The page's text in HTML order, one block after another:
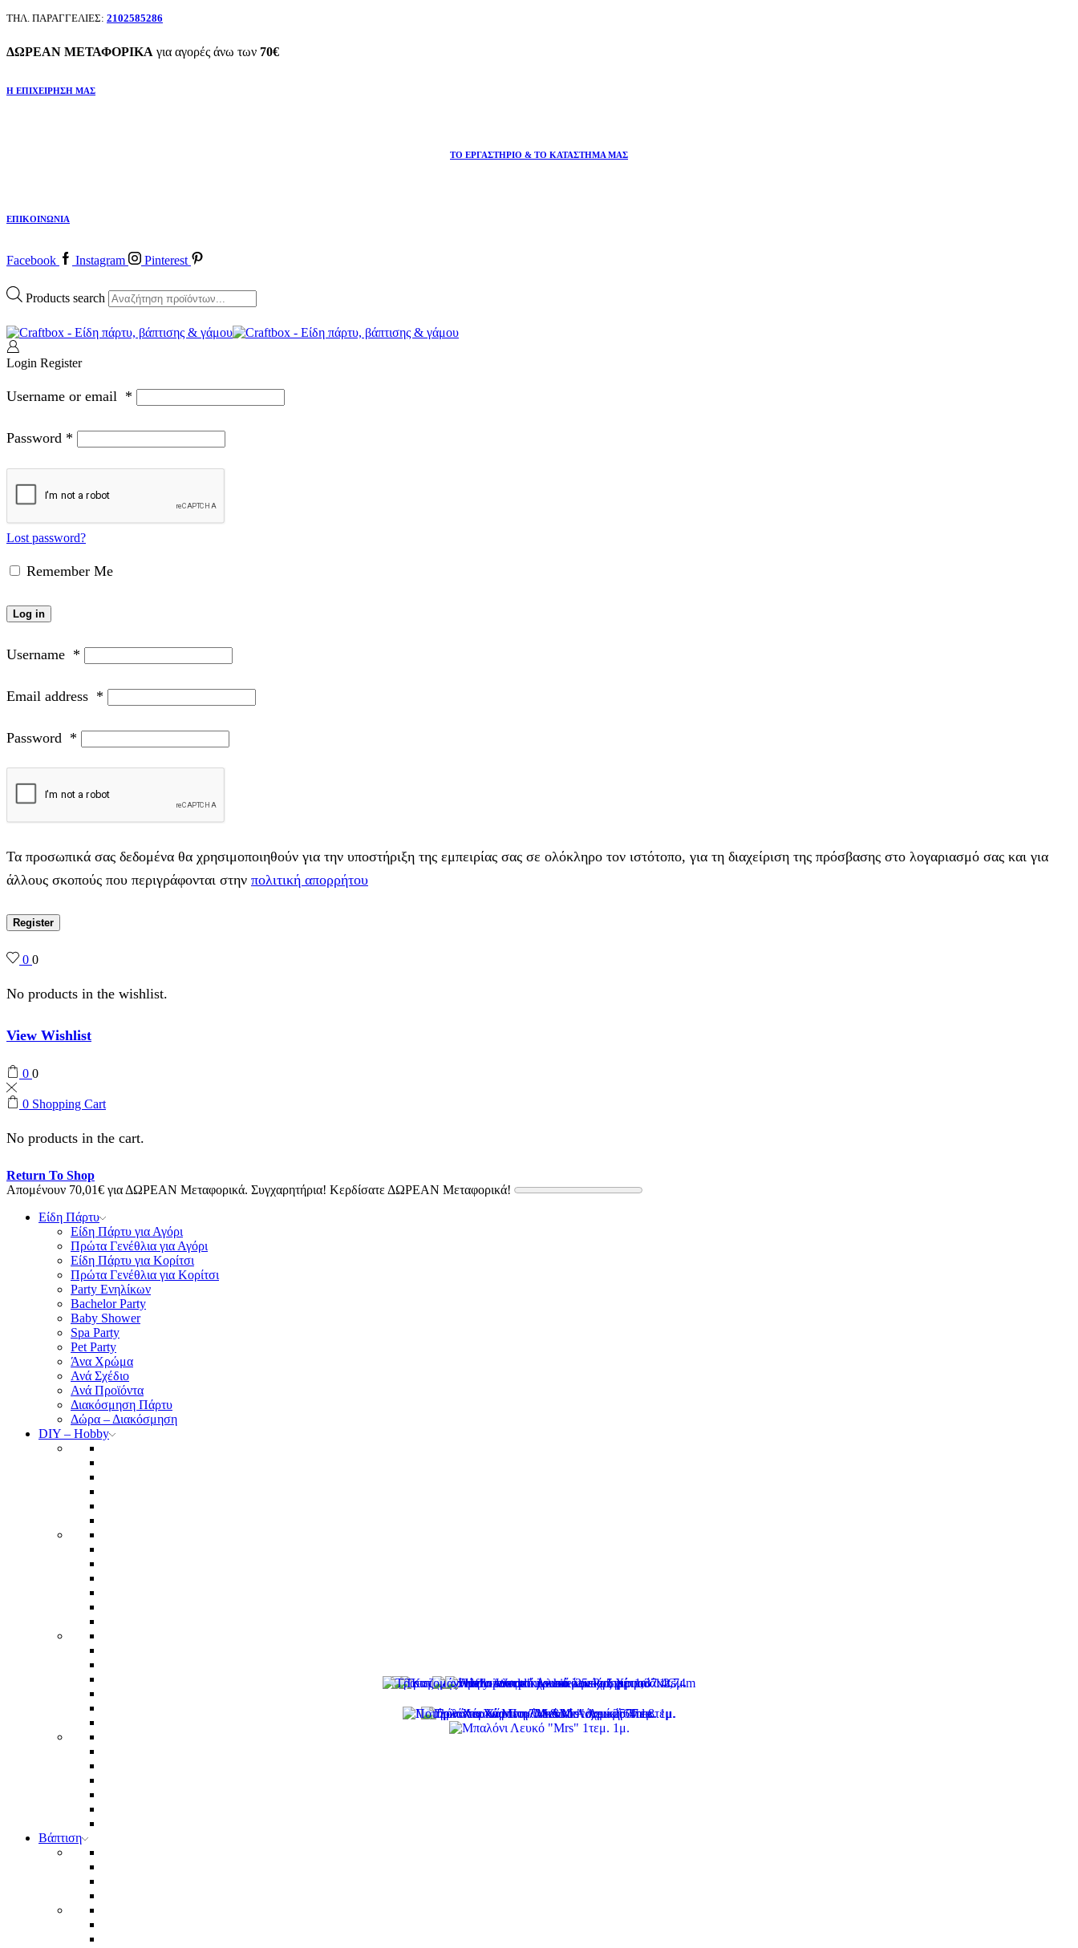
ΤΗΛ. ΠΑΡΑΓΓΕΛΙΕΣ: 2102585286
ΔΩΡΕΑΝ ΜΕΤΑΦΟΡΙΚΑ για αγορές άνω των 70€
Η ΕΠΙΧΕΙΡΗΣΗ ΜΑΣ
ΤΟ ΕΡΓΑΣΤΗΡΙΟ & ΤΟ ΚΑΤΑΣΤΗΜΑ ΜΑΣ
ΕΠΙΚΟΙΝΩΝΙΑ
Facebook Instagram Pinterest
Products search
Login Register
Username or email *
Password *
Lost password?
Remember Me
Log in
Username *
Email address *
Password *
Τα προσωπικά σας δεδομένα θα χρησιμοποιηθούν για την υποστήριξη της εμπειρίας σας σε ολόκληρο τον ιστότοπο, για τη διαχείριση της πρόσβασης στο λογαριασμό σας και για
άλλους σκοπούς που περιγράφονται στην πολιτική απορρήτου
Register
0 0
No products in the wishlist.
View Wishlist
0 0
0 Shopping Cart
No products in the cart.
Return To Shop
Απομένουν 70,01€ για ΔΩΡΕΑΝ Μεταφορικά. Συγχαρητήρια! Κερδίσατε ΔΩΡΕΑΝ Μεταφορικά!
Είδη Πάρτυ
Είδη Πάρτυ για Αγόρι
Πρώτα Γενέθλια για Αγόρι
Είδη Πάρτυ για Κορίτσι
Πρώτα Γενέθλια για Κορίτσι
Party Ενηλίκων
Bachelor Party
Baby Shower
Spa Party
Pet Party
Άνα Χρώμα
Ανά Σχέδιο
Ανά Προϊόντα
Διακόσμηση Πάρτυ
Δώρα – Διακόσμηση
DIY – Hobby
Βάπτιση